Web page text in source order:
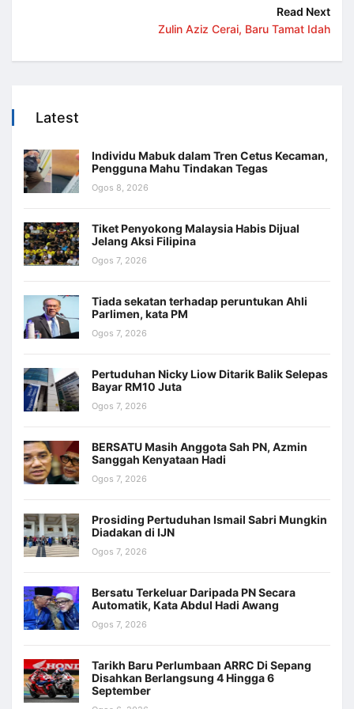
Read Next
Zulin Aziz Cerai, Baru Tamat Idah
Latest
Individu Mabuk dalam Tren Cetus Kecaman,
Pengguna Mahu Tindakan Tegas
Ogos 8, 2026
Tiket Penyokong Malaysia Habis Dijual
Jelang Aksi Filipina
Ogos 7, 2026
Tiada sekatan terhadap peruntukan Ahli
Parlimen, kata PM
Ogos 7, 2026
Pertuduhan Nicky Liow Ditarik Balik Selepas
Bayar RM10 Juta
Ogos 7, 2026
BERSATU Masih Anggota Sah PN, Azmin
Sanggah Kenyataan Hadi
Ogos 7, 2026
Prosiding Pertuduhan Ismail Sabri Mungkin
Diadakan di IJN
Ogos 7, 2026
Bersatu Terkeluar Daripada PN Secara
Automatik, Kata Abdul Hadi Awang
Ogos 7, 2026
Tarikh Baru Perlumbaan ARRC Di Sepang
Disahkan Berlangsung 4 Hingga 6
September